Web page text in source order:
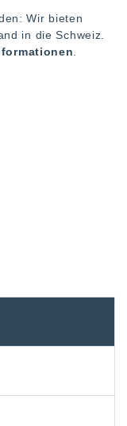
Wir bieten
in die Schweiz.